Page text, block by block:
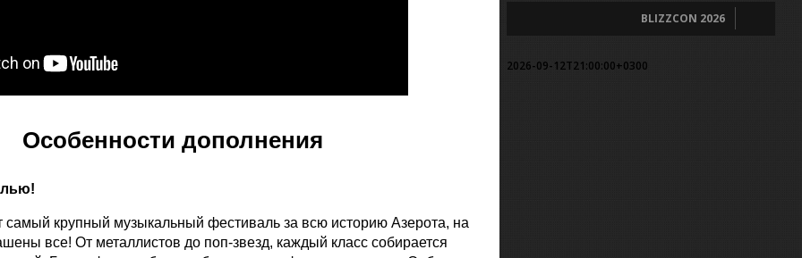
Особенности дополнения
самый крупный музыкальный фестиваль за всю историю Азерота, на
все! От металлистов до поп-звезд, каждый класс собирается
BLIZZCON 2026
2026-09-12T21:00:00+0300